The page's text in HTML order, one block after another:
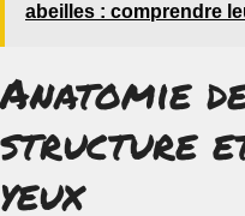
abeilles : comprendre
Anatomie
structure
yeux